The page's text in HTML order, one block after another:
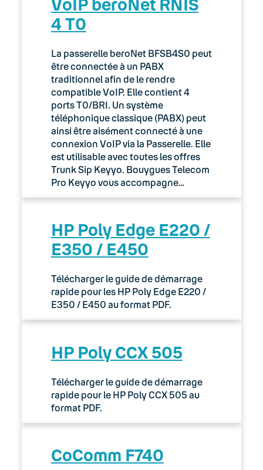
4 T0
La passerelle beroNet BFSB4S0 peut
être connectée à un PABX
traditionnel afin de le rendre
compatible VoIP. Elle contient 4
ports T0/BRI. Un système
téléphonique classique (PABX) peut
ainsi être aisément connecté à une
connexion VoIP via la Passerelle. Elle
est utilisable avec toutes les offres
Trunk Sip Keyyo. Bouygues Telecom
Pro Keyyo vous accompagne…
HP Poly Edge E220 /
E350 / E450
Télécharger le guide de démarrage
rapide pour les HP Poly Edge E220 /
E350 / E450 au format PDF.
HP Poly CCX 505
Télécharger le guide de démarrage
rapide pour le HP Poly CCX 505 au
format PDF.
CoComm F740